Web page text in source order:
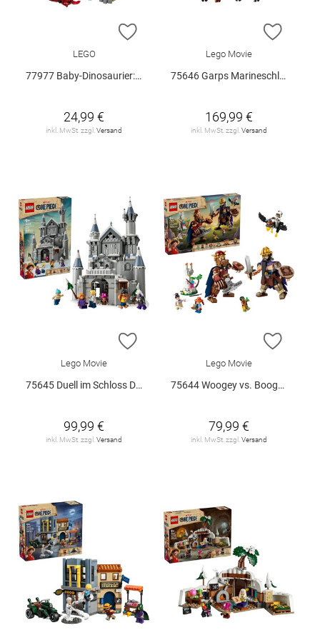
ZUR WUNSCHLISTE HINZUFÜGEN
LEGO
77977 Baby-Dinosaurier: Pteranodon V29
24,99 €
inkl. MwSt. zzgl. Versand
ZUR
Lego Movie
75646 Garps Marineschlachtschiff V29
169,99 €
inkl. MwSt. zzgl. Versand
ZUR WUNSCHLISTE HINZUFÜGEN
Lego Movie
75645 Duell im Schloss Drumm V29
99,99 €
inkl. MwSt. zzgl. Versand
ZUR
Lego Movie
75644 Woogey vs. Boogey Riesen a.. V29
79,99 €
inkl. MwSt. zzgl. Versand